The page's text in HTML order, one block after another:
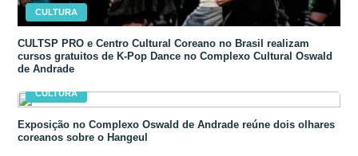
CULTURA
CULTSP PRO e Centro Cultural Coreano no Brasil realizam
cursos gratuitos de K-Pop Dance no Complexo Cultural Oswald
de Andrade
CULTURA
Exposição no Complexo Oswald de Andrade reúne dois olhares
coreanos sobre o Hangeul